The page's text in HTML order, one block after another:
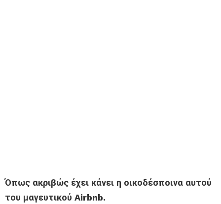
Όπως ακριβώς έχει κάνει η οικοδέσποινα αυτού
του μαγευτικού Airbnb.